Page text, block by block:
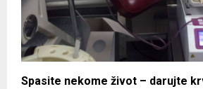
Spasite nekome život – darujte